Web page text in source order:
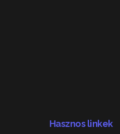
Hasznos linkek